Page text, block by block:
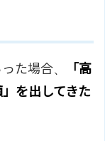
た場合、
「高
を出してきた